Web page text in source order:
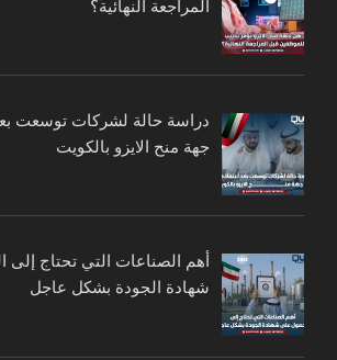
المراجعة النهائية؟
دراسة حالة لشركات توسعت
جهة منح الايزو بالكويت
أهم الصناعات التي تحتاج
شهادة الجودة بشكل عاجل